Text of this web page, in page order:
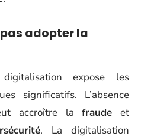
pas adopter la
expose les
significatifs. L’absence
accroître lafraude et
. La digitalisation